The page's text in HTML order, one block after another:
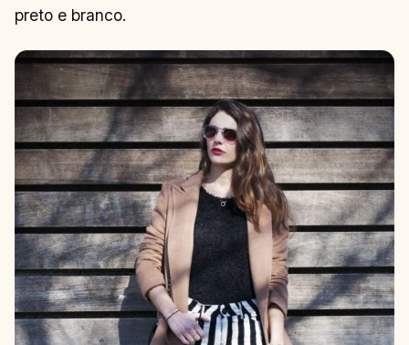
preto e branco.